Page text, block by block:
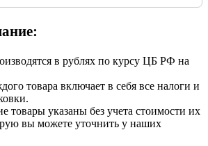
в рублях по курсу ЦБ РФ на
товара включает в себя все налоги и
товары указаны без учета стоимости их
вы можете уточнить у наших